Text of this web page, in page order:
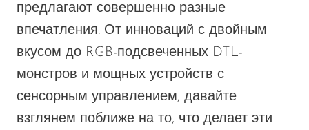
предлагают совершенно разные
впечатления. От инноваций с двойным
вкусом до RGB-подсвеченных DTL-
монстров и мощных устройств с
сенсорным управлением, давайте
взглянем поближе на то, что делает эти